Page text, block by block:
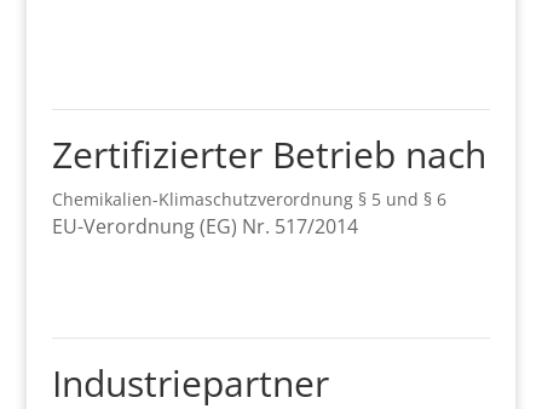
Zertifizierter Betrieb nach
Chemikalien-Klimaschutzverordnung § 5 und § 6
EU-Verordnung (EG) Nr. 517/2014
Industriepartner